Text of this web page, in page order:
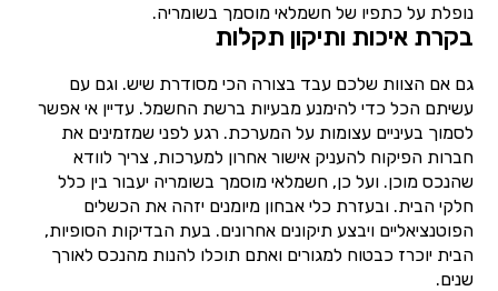
נופלת על כתפיו של חשמלאי מוסמך בשומריה.
בקרת איכות ותיקון תקלות
גם אם הצוות שלכם עבד בצורה הכי מסודרת שיש. וגם עם
עשיתם הכל כדי להימנע מבעיות ברשת החשמל. עדיין אי אפשר
לסמוך בעיניים עצומות על המערכת. רגע לפני שמזמינים את
חברות הפיקוח להעניק אישור אחרון למערכות, צריך לוודא
שהנכס מוכן. ועל כן, חשמלאי מוסמך בשומריה יעבור בין כלל
חלקי הבית. ובעזרת כלי אבחון מיומנים יזהה את הכשלים
הפוטנציאליים ויבצע תיקונים אחרונים. בעת הבדיקות הסופיות,
הבית יוכרז כבטוח למגורים ואתם תוכלו להנות מהנכס לאורך
שנים.